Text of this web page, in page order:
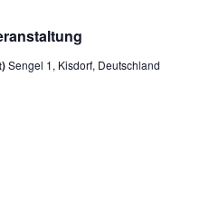
Sengel 1, Kisdorf, Deutschland